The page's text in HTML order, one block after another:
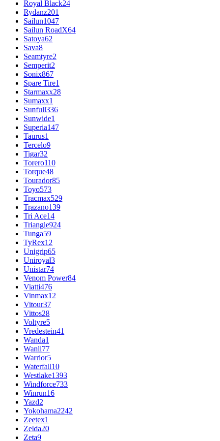
Royal Black24
Rydanz201
Sailun1047
Sailun RoadX64
Satoya62
Sava8
Seamtyre2
Semperit2
Sonix867
Spare Tire1
Starmaxx28
Sumaxx1
Sunfull336
Sunwide1
Superia147
Taurus1
Tercelo9
Tigar32
Torero110
Torque48
Tourador85
Toyo573
Tracmax529
Trazano139
Tri Ace14
Triangle924
Tunga59
TyRex12
Unigrip65
Uniroyal3
Unistar74
Venom Power84
Viatti476
Vinmax12
Vitour37
Vittos28
Voltyre5
Vredestein41
Wanda1
Wanli77
Warrior5
Waterfall10
Westlake1393
Windforce733
Winrun16
Yazd2
Yokohama2242
Zeetex1
Zelda20
Zeta9